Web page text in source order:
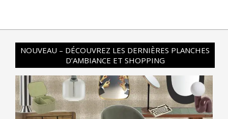
NOUVEAU – DÉCOUVREZ LES DERNIÈRES PLANCHES
D’AMBIANCE ET SHOPPING